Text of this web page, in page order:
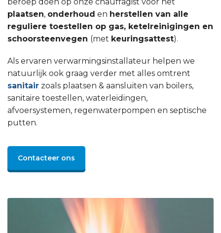
plaatsen, onderhoud en herstellen van alle
reguliere toestellen op gas, ketelreinigingen en
schoorsteenvegen (met keuringsattest).
Als ervaren verwarmingsinstallateur helpen we
natuurlijk ook graag verder met alles omtrent
sanitair zoals plaatsen & aansluiten van boilers,
sanitaire toestellen, waterleidingen,
afvoersystemen, regenwaterpompen en septische
putten.
Contacteer ons